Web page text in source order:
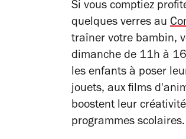
Si vous comptiez
quelques verres au
traîner votre bambin,
dimanche de 11h à
les enfants à poser
jouets, aux films
boostent leur
programmes scolaires.